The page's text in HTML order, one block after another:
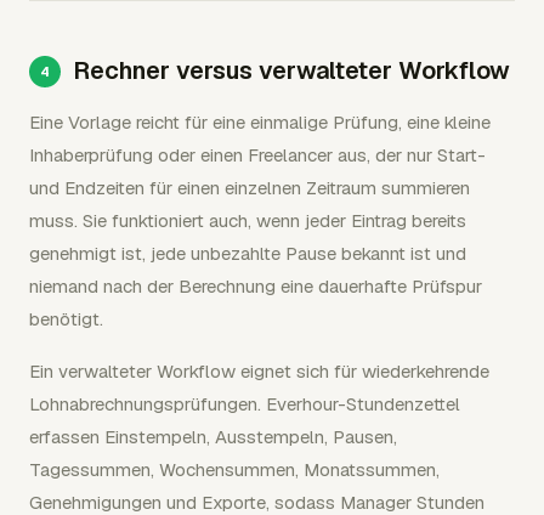
Rechner versus verwalteter Workflow
Eine Vorlage reicht für eine einmalige Prüfung, eine kleine
Inhaberprüfung oder einen Freelancer aus, der nur Start-
und Endzeiten für einen einzelnen Zeitraum summieren
muss. Sie funktioniert auch, wenn jeder Eintrag bereits
genehmigt ist, jede unbezahlte Pause bekannt ist und
niemand nach der Berechnung eine dauerhafte Prüfspur
benötigt.
Ein verwalteter Workflow eignet sich für wiederkehrende
Lohnabrechnungsprüfungen. Everhour-Stundenzettel
erfassen Einstempeln, Ausstempeln, Pausen,
Tagessummen, Wochensummen, Monatssummen,
Genehmigungen und Exporte, sodass Manager Stunden